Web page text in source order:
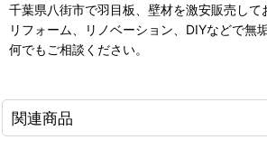
千葉県八街市で羽目板、壁材を激安販売して
リフォーム、リノベーション、DIYなどで無
何でもご相談ください。
関連商品